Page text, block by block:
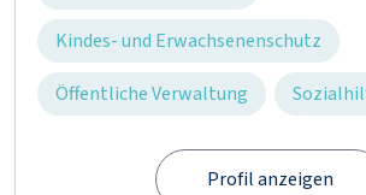
Kindes- und Erwachsenenschutz
Öffentliche Verwaltung
Profil anzeigen